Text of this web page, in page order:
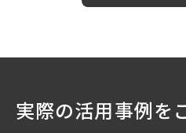
実際の活用事例を